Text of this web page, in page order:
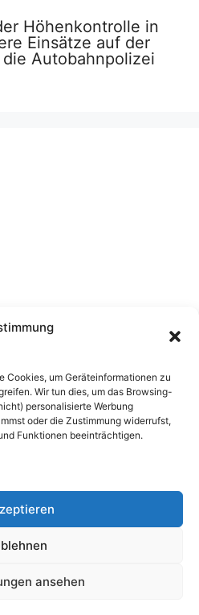
Cookies, um Geräteinformationen zu
Wir tun dies, um das Browsing-
personalisierte Werbung
oder die Zustimmung widerrufst,
Funktionen beeinträchtigen.
ansehen
Höhenkontrolle in
Einsätze auf der
Autobahnpolizei
Partnern